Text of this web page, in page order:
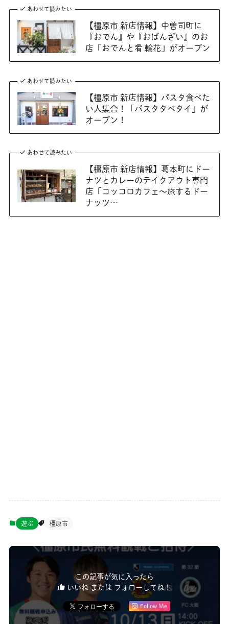
あわせて読みたい
【橿原市 新店情報】中曽司町に
『おでん』や『おばんざい』のお
店「おでんと肴 輪花」がオープン
あわせて読みたい
【橿原市 新店情報】パスタ食べた
い人集合！「パスタタベタイ」が
オープン！
あわせて読みたい
【橿原市 新店情報】葛本町にドー
ナツとカレーのテイクアウト専門
店「コッコロカフェ〜旅するドー
ナッツ…
遊ぶ 橿原市
この記事が気に入ったら
いいね または フォローしてね！
Follow Me